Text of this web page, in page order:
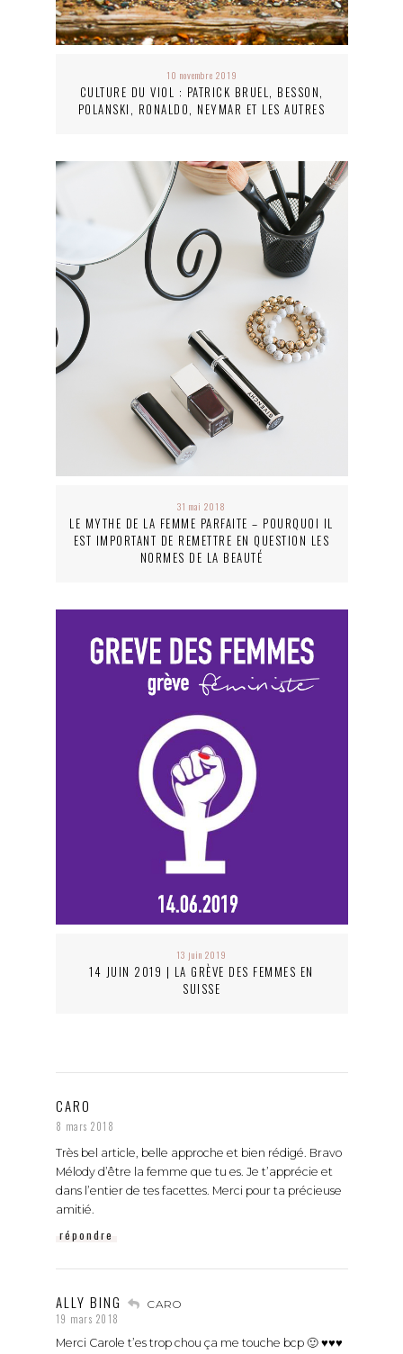
10 novembre 2019
CULTURE DU VIOL : PATRICK BRUEL, BESSON,
POLANSKI, RONALDO, NEYMAR ET LES AUTRES
31 mai 2018
LE MYTHE DE LA FEMME PARFAITE – POURQUOI IL
EST IMPORTANT DE REMETTRE EN QUESTION LES
NORMES DE LA BEAUTÉ
13 juin 2019
14 JUIN 2019 | LA GRÈVE DES FEMMES EN
SUISSE
CARO
8 mars 2018
Très bel article, belle approche et bien rédigé. Bravo
Mélody d’être la femme que tu es. Je t’apprécie et
dans l’entier de tes facettes. Merci pour ta précieuse
amitié.
répondre
ALLY BING CARO
19 mars 2018
Merci Carole t’es trop chou ça me touche bcp 🙂 ♥♥♥